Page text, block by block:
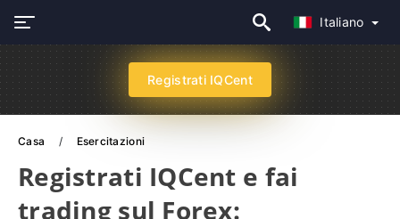
Italiano
Registrati IQCent
Casa Esercitazioni
Registrati IQCent e fai
trading sul Forex: